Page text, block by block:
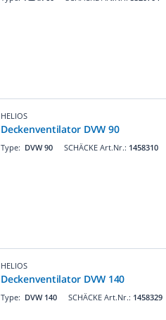
HELIOS
Deckenventilator DVW 90
SCHÄCKE Art.Nr.: 1458310
Type: DVW 90
HELIOS
Deckenventilator DVW 140
SCHÄCKE Art.Nr.: 1458329
Type: DVW 140